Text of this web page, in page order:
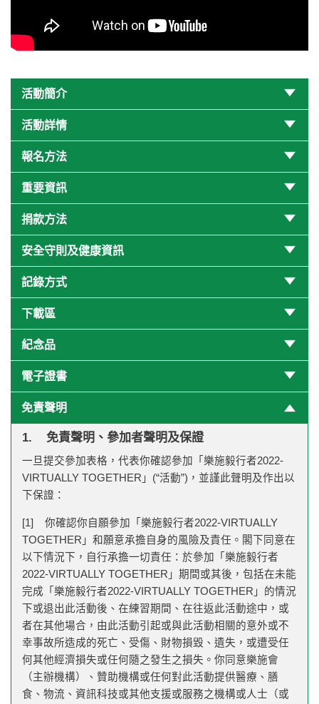
活動簡介
活動詳情
報名方法
重要資訊
捐款方法
安全守則及健康資訊
記錄方式
下載區
紀念品
電子證書
免責聲明
1. 免責聲明、參加者聲明及保證
一旦提交參加表格，代表你確認參加「樂施毅行者2022-
VIRTUALLY TOGETHER」(“活動”)，並謹此聲明及作出以
下保證：
[1] 你確認你自願參加「樂施毅行者2022-VIRTUALLY
TOGETHER」和願意承擔自身的風險及責任。閣下同意在
以下情況下，自行承擔一切責任：於參加「樂施毅行者
2022-VIRTUALLY TOGETHER」期間或其後，包括在未能
完成「樂施毅行者2022-VIRTUALLY TOGETHER」的情況
下或退出此活動後、在練習期間、在往返此活動途中，或
者在其他場合，由此活動引起或與此活動相關的意外或不
幸事故所造成的死亡、受傷、財物損毀、遺失，或遭受任
何其他經濟損失或任何隨之發生之損失。你同意樂施會
（主辦機構）、贊助機構或任何對此活動提供醫療、膳
食、物流、資訊科技或其他支援或服務之機構或人士（或